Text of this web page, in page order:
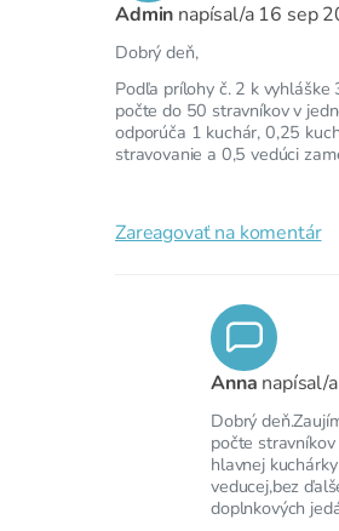
Admin napísal/a 16 sep
Dobrý deň,
Podľa prílohy č. 2 k
počte do 50 stravníkov v
odporúča 1 kuchár, 0,25
stravovanie a 0,5 vedúci
Zareagovať na komentár
Anna napísal/a
Dobrý
počte
hlavnej
veducej,bez
doplnkových